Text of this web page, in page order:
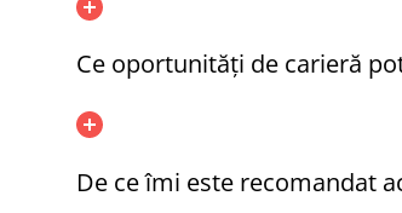
Ce oportunități de carieră
De ce îmi este recomandat